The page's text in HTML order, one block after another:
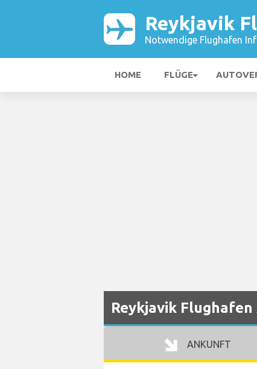
Reykjavik
Notwendige Flughafen
HOME FLÜGE
Reykjavik
ANKUNFT